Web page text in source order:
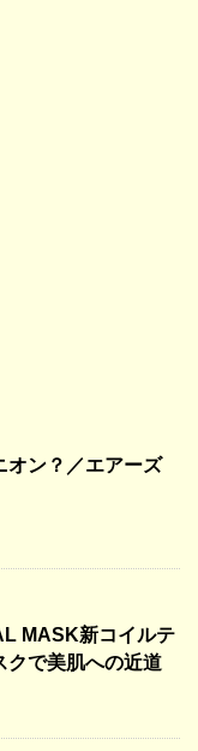
オン？／エアーズ
MASK新コイルテ
クで美肌への近道